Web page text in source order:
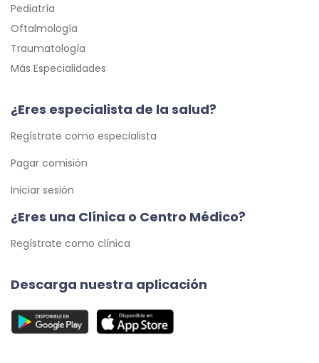
Pediatría
Oftalmología
Traumatología
Más Especialidades
¿Eres especialista de la salud?
Regístrate como especialista
Pagar comisión
Iniciar sesión
¿Eres una Clínica o Centro Médico?
Regístrate como clínica
Descarga nuestra aplicación